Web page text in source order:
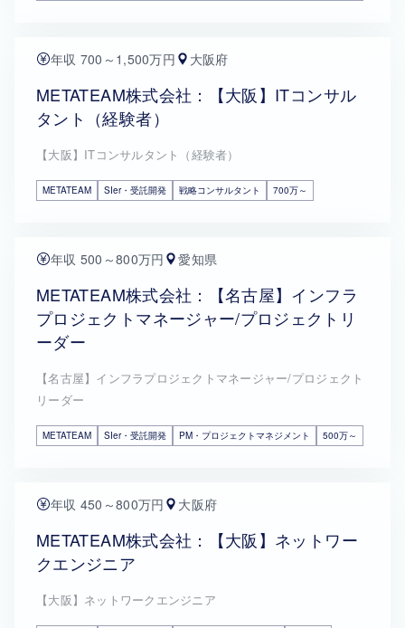
年収 700～1,500万円 大阪府
METATEAM株式会社：【大阪】ITコンサル
タント（経験者）
【大阪】ITコンサルタント（経験者）
METATEAM SIer・受託開発 戦略コンサルタント 700万～
年収 500～800万円 愛知県
METATEAM株式会社：【名古屋】インフラ
プロジェクトマネージャー/プロジェクトリ
ーダー
【名古屋】インフラプロジェクトマネージャー/プロジェクト
リーダー
METATEAM SIer・受託開発 PM・プロジェクトマネジメント 500万～
年収 450～800万円 大阪府
METATEAM株式会社：【大阪】ネットワー
クエンジニア
【大阪】ネットワークエンジニア